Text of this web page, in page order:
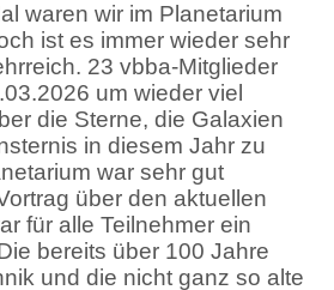
waren wir im Planetarium
ist es immer wieder sehr
23 vbba-Mitglieder
um wieder viel
die Sterne, die Galaxien
in diesem Jahr zu
war sehr gut
über den aktuellen
für alle Teilnehmer ein
bereits über 100 Jahre
und die nicht ganz so alte